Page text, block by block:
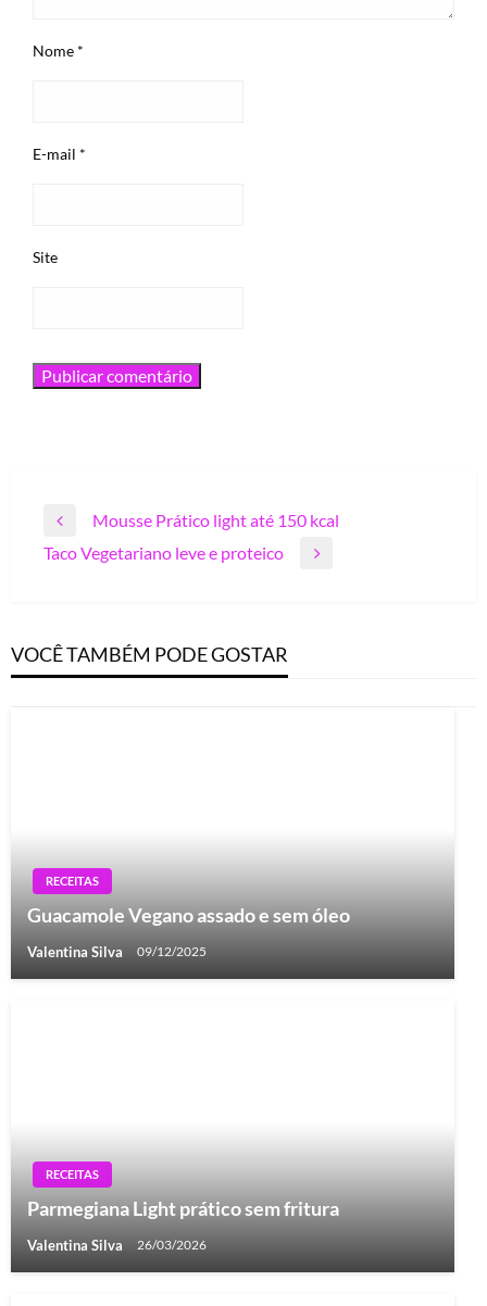
Nome *
E-mail *
Site
Navegação
de
Previous
Post
Mousse Prático light até 150 kcal
Next
Taco Vegetariano leve e proteico
VOCÊ TAMBÉM PODE GOSTAR
RECEITAS
Guacamole Vegano assado e sem óleo
Valentina Silva 09/12/2025
RECEITAS
Parmegiana Light prático sem fritura
Valentina Silva 26/03/2026